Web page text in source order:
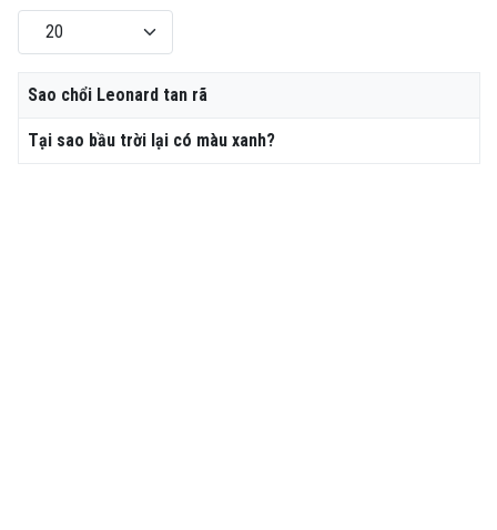
Hiển thị #
Tiêu đề
Sao chổi Leonard tan rã
Tại sao bầu trời lại có màu xanh?